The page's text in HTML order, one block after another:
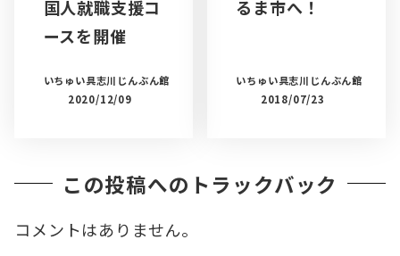
国人就職支援コ
ースを開催
いちゅい具志川じんぶん館
2020/12/09
るま市へ！
いちゅい具志川じんぶん館
2018/07/23
この投稿へのトラックバック
コメントはありません。